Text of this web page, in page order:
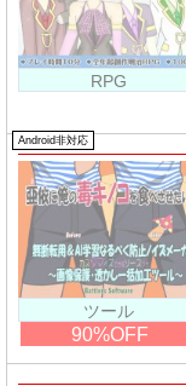
RPG
Android非対応
ツール
90%OFF